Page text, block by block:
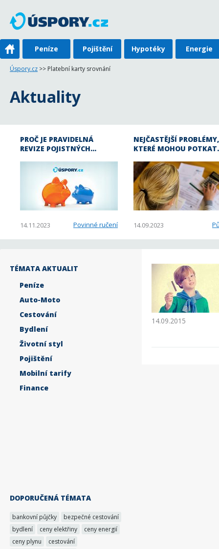
Peníze Pojištění Hypotéky Energie
Úspory.cz >> Platební karty srovnání
Aktuality
PROČ JE PRAVIDELNÁ
REVIZE POJISTNÝCH…
14.11.2023 Povinné ručení
NEJČASTĚJŠÍ PROBLÉMY,
KTERÉ MOHOU
14.09.2023
TÉMATA AKTUALIT
Peníze
Auto-Moto
Cestování
Bydlení
Životní styl
Pojištění
Mobilní tarify
Finance
DOPORUČENÁ TÉMATA
bankovní půjčky
bezpečné cestování
bydlení
ceny elektřiny
ceny energií
ceny plynu
cestování
14.09.2015